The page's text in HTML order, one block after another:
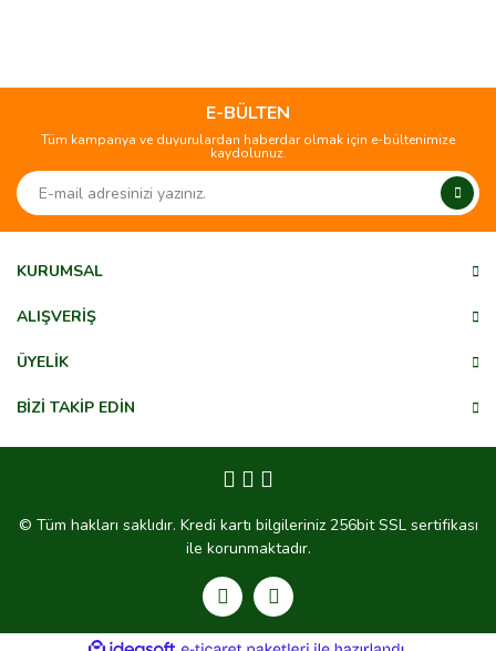
Yorum Yaz
kullanarak tarafımıza iletebilirsiniz.
Görüş ve önerileriniz için teşekkür ederiz.
Ürün açıklamasında eksik bilgiler bulunuyor.
Ürün bilgilerinde hatalar bulunuyor.
E-BÜLTEN
Tüm kampanya ve duyurulardan haberdar olmak için e-bültenimize
kaydolunuz.
KURUMSAL
ALIŞVERİŞ
ÜYELİK
BİZİ TAKİP EDİN
© Tüm hakları saklıdır. Kredi kartı bilgileriniz 256bit SSL sertifikası
ile korunmaktadır.